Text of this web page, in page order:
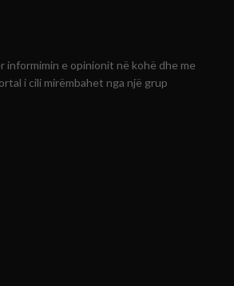
informimin e opinionit në kohë dhe me
i cili mirëmbahet nga një grup